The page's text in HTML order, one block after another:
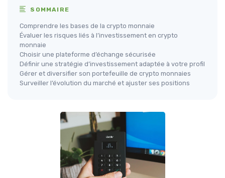
SOMMAIRE
Comprendre les bases de la crypto monnaie
Évaluer les risques liés à l’investissement en crypto
monnaie
Choisir une plateforme d’échange sécurisée
Définir une stratégie d’investissement adaptée à votre profil
Gérer et diversifier son portefeuille de crypto monnaies
Surveiller l’évolution du marché et ajuster ses positions